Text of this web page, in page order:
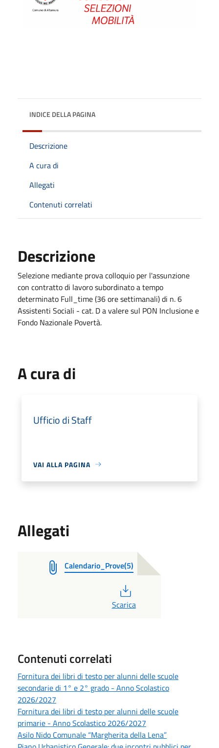
INDICE DELLA PAGINA
Descrizione
A cura di
Allegati
Contenuti correlati
Descrizione
Selezione mediante prova colloquio per l'assunzione
con contratto di lavoro subordinato a tempo
determinato Full_time (36 ore settimanali) di n. 6
Assistenti Sociali - cat. D a valere sul PON Inclusione e
Fondo Nazionale Povertà.
A cura di
Ufficio di Staff
VAI ALLA PAGINA
Allegati
Calendario_Prove(5)
Scarica
Contenuti correlati
Fornitura dei libri di testo per alunni delle scuole
secondarie di 1° e 2° grado - Anno Scolastico
2026/2027
Fornitura dei libri di testo per alunni delle scuole
primarie - Anno Scolastico 2026/2027
Asilo Nido Comunale “Margherita della Lena”